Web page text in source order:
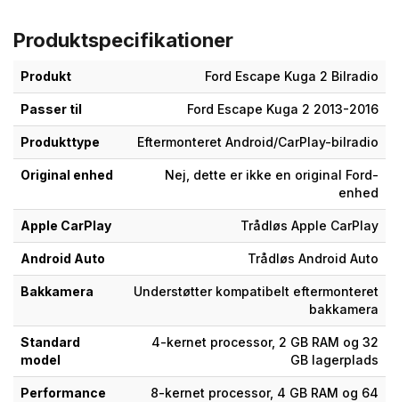
Produktspecifikationer
Produkt Ford Escape Kuga 2 Bilradio
Passer til Ford Escape Kuga 2 2013-2016
Produkttype Eftermonteret Android/CarPlay-bilradio
Original enhed
Nej, dette er ikke en original Ford-
enhed
Apple CarPlay Trådløs Apple CarPlay
Android Auto Trådløs Android Auto
Bakkamera
Understøtter kompatibelt eftermonteret
bakkamera
Standard
model
4-kernet processor, 2 GB RAM og 32
GB lagerplads
Performance
8-kernet processor, 4 GB RAM og 64